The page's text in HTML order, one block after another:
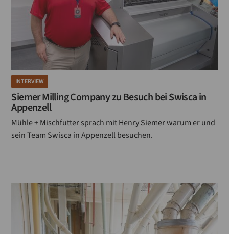
INTERVIEW
Siemer Milling Company zu Besuch bei Swisca in
Appenzell
Mühle + Mischfutter sprach mit Henry Siemer warum er und
sein Team Swisca in Appenzell besuchen.